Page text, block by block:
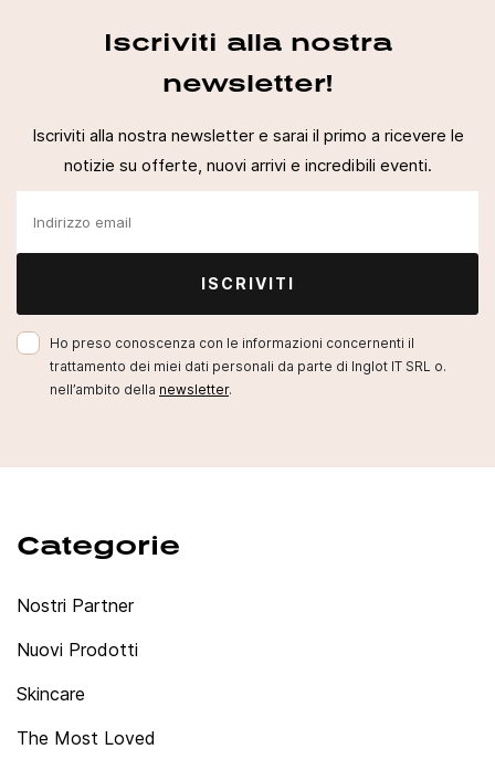
Iscriviti alla nostra
newsletter!
Iscriviti alla nostra newsletter e sarai il primo a ricevere le
notizie su offerte, nuovi arrivi e incredibili eventi.
ISCRIVITI
Ho preso conoscenza con le informazioni concernenti il
trattamento dei miei dati personali da parte di Inglot IT SRL o.
nell’ambito della newsletter.
Categorie
Nostri Partner
Nuovi Prodotti
Skincare
The Most Loved